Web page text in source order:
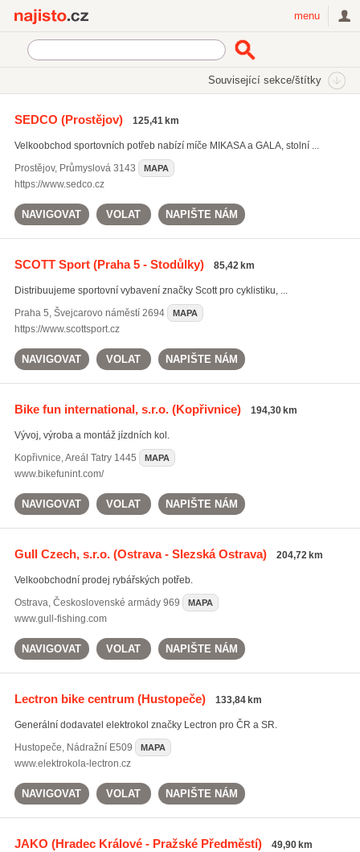
menu
Související sekce/štítky
Sportovní a hobby potřeby
SEDCO (Prostějov) 125,41 km
Velkoobchod sportovních potřeb nabízí míče MIKASA a GALA, stolní ...
Prostějov, Průmyslová 3143 MAPA
https://www.sedco.cz
NAVIGOVAT VOLAT NAPIŠTE NÁM
SCOTT Sport(Praha 5 - Stodůlky) 85,42 km
Distribuujeme sportovní vybavení značky Scott pro cyklistiku, ...
Praha 5, Švejcarovo náměstí 2694 MAPA
https://www.scottsport.cz
NAVIGOVAT VOLAT NAPIŠTE NÁM
Bike fun international, s.r.o.(Kopřivnice) 194,30 km
Vývoj, výroba a montáž jízdních kol.
Kopřivnice,Areál Tatry 1445 MAPA
www.bikefunint.com/
NAVIGOVAT VOLAT NAPIŠTE NÁM
Gull Czech, s.r.o.(Ostrava - Slezská Ostrava) 204,72 km
Velkoobchodní prodej rybářských potřeb.
Ostrava, Československé armády 969 MAPA
www.gull-fishing.com
NAVIGOVAT VOLAT NAPIŠTE NÁM
Lectron bike centrum(Hustopeče) 133,84 km
Generální dodavatel elektrokol značky Lectron pro ČR a SR.
Hustopeče, Nádražní E509 MAPA
www.elektrokola-lectron.cz
NAVIGOVAT VOLAT NAPIŠTE NÁM
JAKO (Hradec Králové - Pražské Předměstí) 49,90 km